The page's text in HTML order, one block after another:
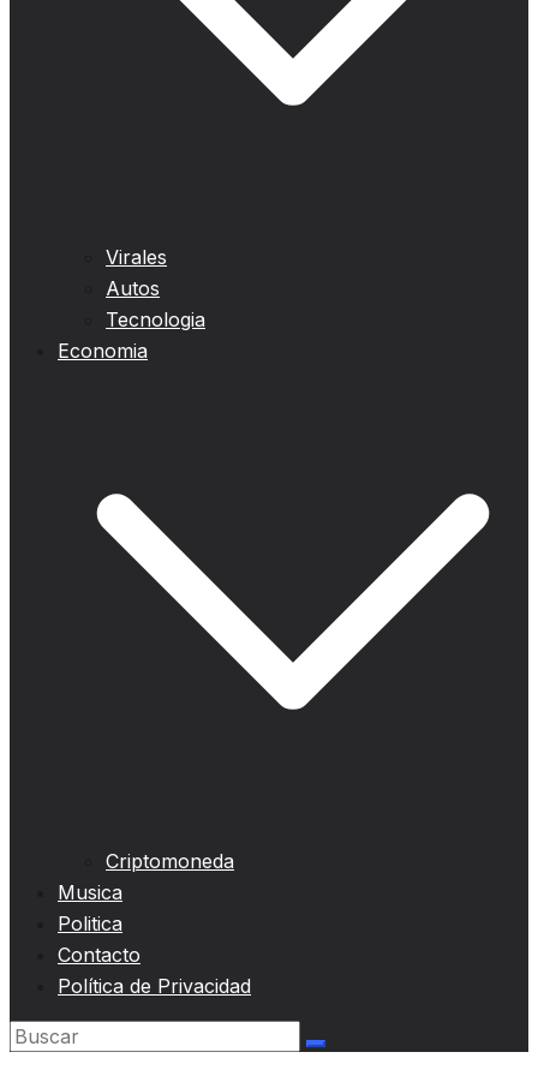
Virales
Autos
Tecnologia
Economia
Criptomoneda
Musica
Politica
Contacto
Política de Privacidad